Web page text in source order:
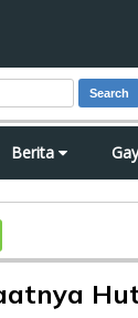
Search
Berita